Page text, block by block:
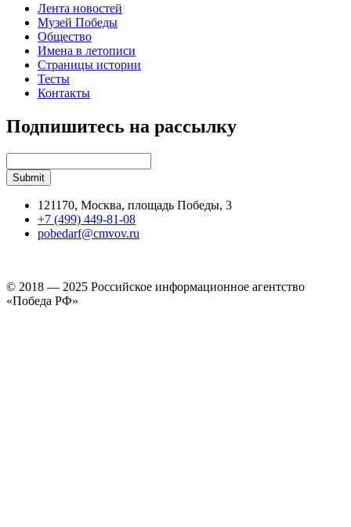
Лента новостей
Музей Победы
Общество
Имена в летописи
Страницы истории
Тесты
Контакты
Подпишитесь на рассылку
121170, Москва, площадь Победы, 3
+7 (499) 449-81-08
pobedarf@cmvov.ru
© 2018 — 2025 Российское информационное агентство
«Победа РФ»